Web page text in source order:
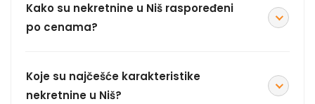
Kako su nekretnine u Niš raspoređeni
po cenama?
Koje su najčešće karakteristike
nekretnine u Niš?